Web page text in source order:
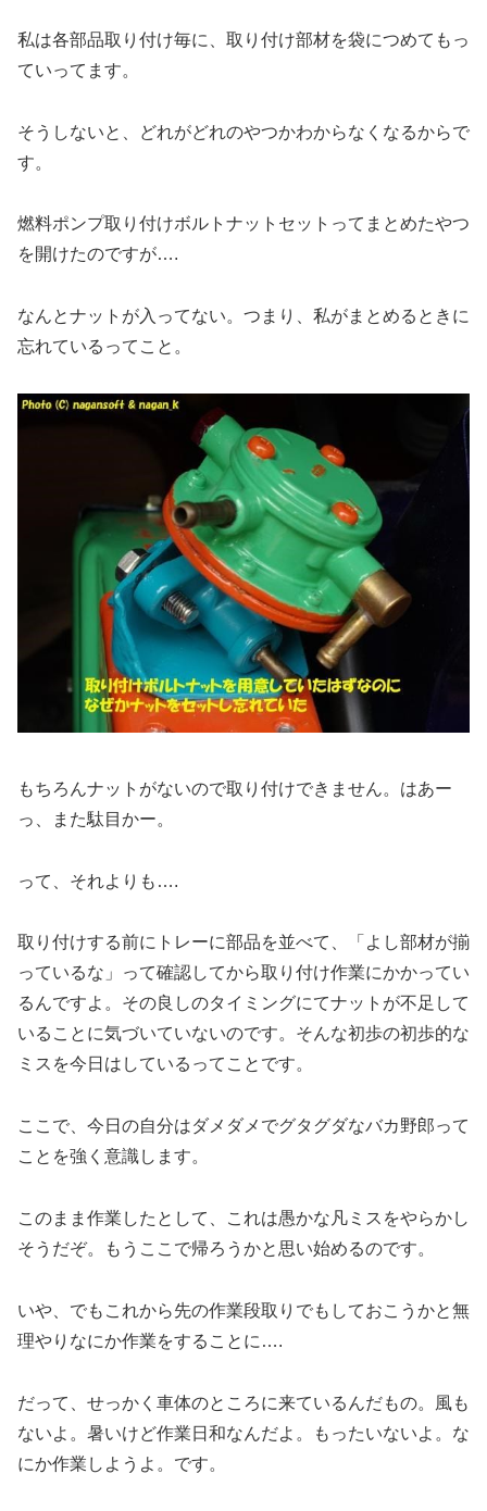
私は各部品取り付け毎に、取り付け部材を袋につめてもっ
ていってます。
そうしないと、どれがどれのやつかわからなくなるからで
す。
燃料ポンプ取り付けボルトナットセットってまとめたやつ
を開けたのですが….
なんとナットが入ってない。つまり、私がまとめるときに
忘れているってこと。
もちろんナットがないので取り付けできません。はあー
っ、また駄目かー。
って、それよりも….
取り付けする前にトレーに部品を並べて、「よし部材が揃
っているな」って確認してから取り付け作業にかかってい
るんですよ。その良しのタイミングにてナットが不足して
いることに気づいていないのです。そんな初歩の初歩的な
ミスを今日はしているってことです。
ここで、今日の自分はダメダメでグタグダなバカ野郎って
ことを強く意識します。
このまま作業したとして、これは愚かな凡ミスをやらかし
そうだぞ。もうここで帰ろうかと思い始めるのです。
いや、でもこれから先の作業段取りでもしておこうかと無
理やりなにか作業をすることに….
だって、せっかく車体のところに来ているんだもの。風も
ないよ。暑いけど作業日和なんだよ。もったいないよ。な
にか作業しようよ。です。